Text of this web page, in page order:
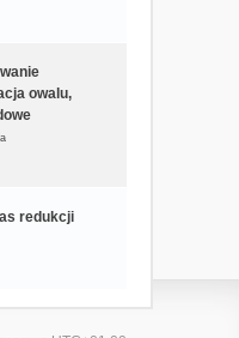
owalu,
redukcji